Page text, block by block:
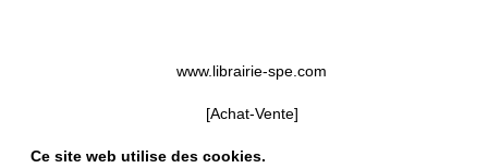
www.librairie-spe.com
[Achat-Vente]
Ce site web utilise des cookies.